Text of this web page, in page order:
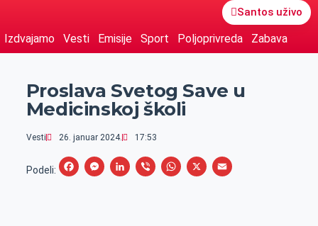
Santos uživo
Izdvajamo Vesti Emisije Sport Poljoprivreda Zabava
Proslava Svetog Save u
Medicinskoj školi
Vesti 26. januar 2024. 17:53
Podeli:
F
M
L
V
W
X
E